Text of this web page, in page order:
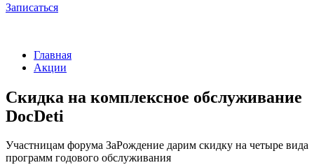
Записаться
Главная
Акции
Скидка на комплексное обслуживание
DocDeti
Участницам форума ЗаРождение дарим скидку на четыре вида
программ годового обслуживания